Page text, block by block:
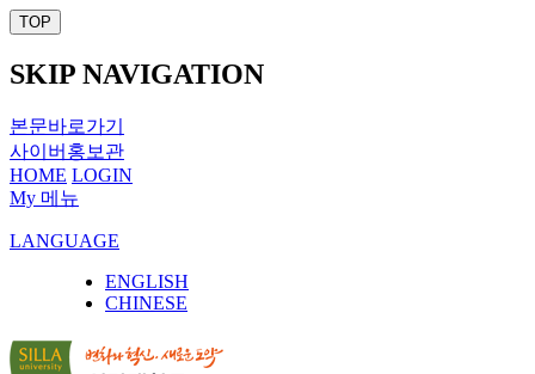
TOP
SKIP NAVIGATION
본문바로가기
사이버홍보관
HOME LOGIN
My 메뉴
LANGUAGE
ENGLISH
CHINESE